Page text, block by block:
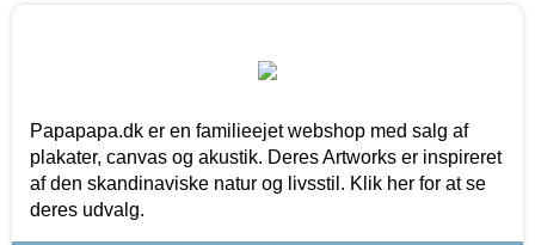
Papapapa.dk er en familieejet webshop med salg af
plakater, canvas og akustik. Deres Artworks er inspireret
af den skandinaviske natur og livsstil. Klik her for at se
deres udvalg.